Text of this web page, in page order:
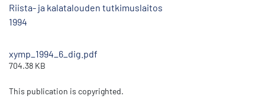
Riista- ja kalatalouden tutkimuslaitos
1994
xymp_1994_6_dig.pdf
704.38 KB
This publication is copyrighted.